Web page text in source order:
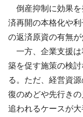
倒産抑制に効果を
済再開の本格化や
の返済原資の有無が
一方、企業支援は
築を促す施策の検
る。ただ、経営資
復のめどや先行き
追われるケースが